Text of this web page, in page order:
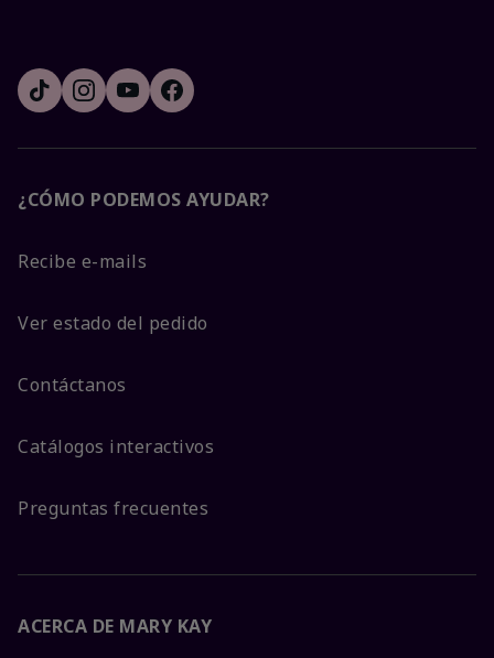
¿CÓMO PODEMOS AYUDAR?
Recibe e-mails
Ver estado del pedido
Contáctanos
Catálogos interactivos
Preguntas frecuentes
ACERCA DE MARY KAY